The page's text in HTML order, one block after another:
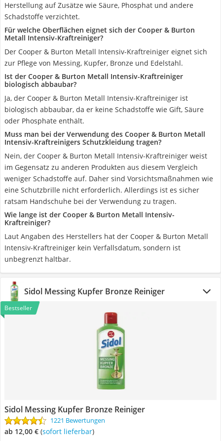
Herstellung auf Zusätze wie Säure, Phosphat und andere
Schadstoffe verzichtet.
Für welche Oberflächen eignet sich der Cooper & Burton
Metall Intensiv-Kraftreiniger?
Der Cooper & Burton Metall Intensiv-Kraftreiniger eignet sich
zur Pflege von Messing, Kupfer, Bronze und Edelstahl.
Ist der Cooper & Burton Metall Intensiv-Kraftreiniger
biologisch abbaubar?
Ja, der Cooper & Burton Metall Intensiv-Kraftreiniger ist
biologisch abbaubar, da er keine Schadstoffe wie Gift, Säure
oder Phosphate enthält.
Muss man bei der Verwendung des Cooper & Burton Metall
Intensiv-Kraftreinigers Schutzkleidung tragen?
Nein, der Cooper & Burton Metall Intensiv-Kraftreiniger weist
im Gegensatz zu anderen Produkten aus diesem Vergleich
weniger Schadstoffe auf. Daher sind Vorsichtsmaßnahmen wie
eine Schutzbrille nicht erforderlich. Allerdings ist es sicher
ratsam Handschuhe bei der Verwendung zu tragen.
Wie lange ist der Cooper & Burton Metall Intensiv-
Kraftreiniger?
Laut Angaben des Herstellers hat der Cooper & Burton Metall
Intensiv-Kraftreiniger kein Verfallsdatum, sondern ist
unbegrenzt haltbar.
Sidol Messing Kupfer Bronze Reiniger
Bestseller
Sidol Messing Kupfer Bronze Reiniger
1221 Bewertungen
ab 12,00 € ( Sofort lieferbar)